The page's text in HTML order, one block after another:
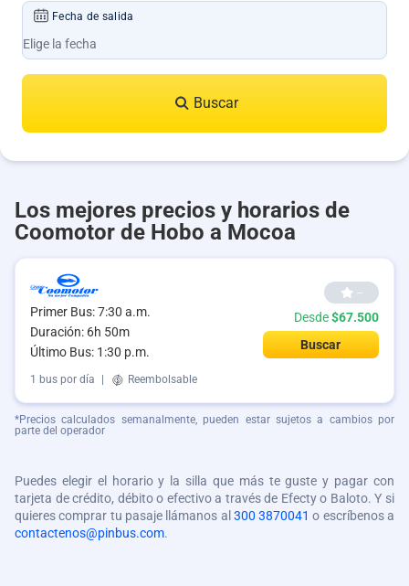
Fecha de salida
Buscar
Los mejores precios y horarios de
Coomotor de Hobo a Mocoa
Primer Bus: 7:30 a.m.
Duración: 6h 50m
Último Bus: 1:30 p.m.
--
Desde$67.500
Buscar
1 bus por día Reembolsable
*Precios calculados semanalmente, pueden estar sujetos a cambios por
parte del operador
Puedes elegir el horario y la silla que más te guste y pagar con
tarjeta de crédito, débito o efectivo a través de Efecty o Baloto. Y si
quieres comprar tu pasaje llámanos al 300 3870041 o escríbenos a
contactenos@pinbus.com.